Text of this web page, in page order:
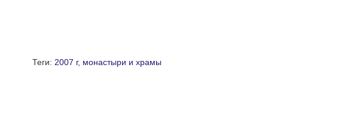
Теги: 2007 г, монастыри и храмы